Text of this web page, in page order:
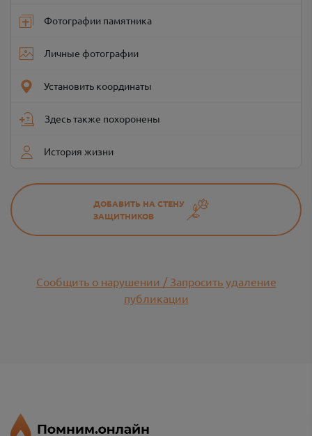
Фотографии памятника
Личные фотографии
Установить координаты
Здесь также похоронены
История жизни
ДОБАВИТЬ НА СТЕНУ
ЗАЩИТНИКОВ
Сообщить о нарушении / Запросить удаление
публикации